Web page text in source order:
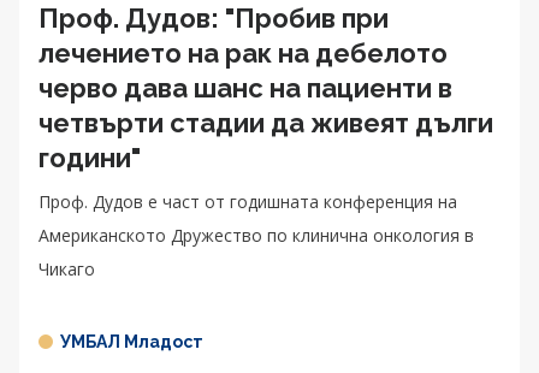
Проф. Дудов: "Пробив при
лечението на рак на дебелото
черво дава шанс на пациенти в
четвърти стадии да живеят дълги
години"
Проф. Дудов е част от годишната конференция на
Американското Дружество по клинична онкология в
Чикаго
УМБАЛ Младост